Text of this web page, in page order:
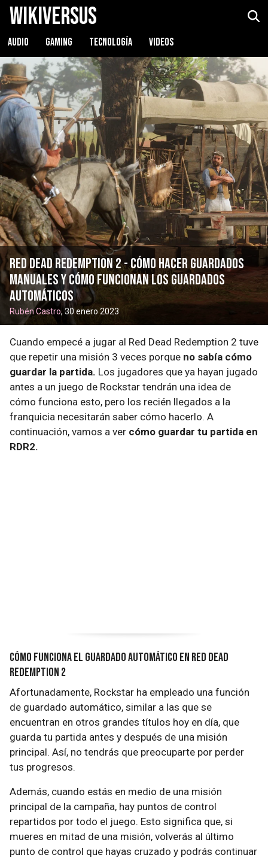
WikiVersus
AUDIO GAMING TECNOLOGÍA VIDEOS
Red Dead Redemption 2 - Cómo hacer guardados
manuales y cómo funcionan los guardados
automáticos
Rubén Castro, 30 enero 2023
Cuando empecé a jugar al Red Dead Redemption 2 tuve
que repetir una misión 3 veces porque no sabía cómo
guardar la partida. Los jugadores que ya hayan jugado
antes a un juego de Rockstar tendrán una idea de
cómo funciona esto, pero los recién llegados a la
franquicia necesitarán saber cómo hacerlo. A
continuación, vamos a ver cómo guardar tu partida en
RDR2.
Cómo funciona el guardado automático en Red Dead
Redemption 2
Afortunadamente, Rockstar ha empleado una función
de guardado automático, similar a las que se
encuentran en otros grandes títulos hoy en día, que
guarda tu partida antes y después de una misión
principal. Así, no tendrás que preocuparte por perder
tus progresos.
Además, cuando estás en medio de una misión
principal de la campaña, hay puntos de control
repartidos por todo el juego. Esto significa que, si
mueres en mitad de una misión, volverás al último
punto de control que hayas cruzado y podrás continuar